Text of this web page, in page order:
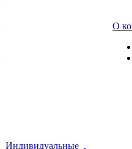
Индивидуальные
О